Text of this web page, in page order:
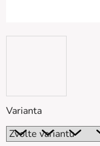
Varianta